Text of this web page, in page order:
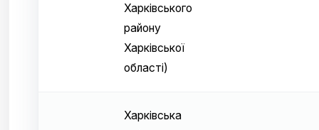
Харківського
району
Харківської
області)
Харківська